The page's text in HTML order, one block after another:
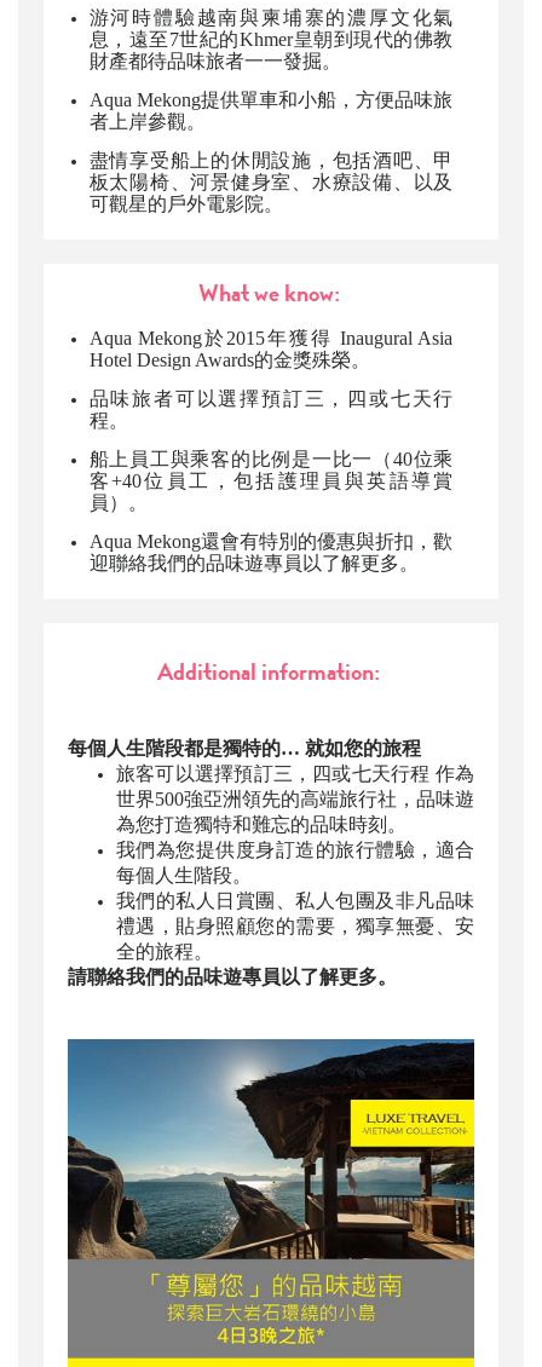
游河時體驗越南與柬埔寨的濃厚文化氣
息，遠至7世紀的Khmer皇朝到現代的佛教
財產都待品味旅者一一發掘。
Aqua Mekong提供單車和小船，方便品味旅
者上岸參觀。
盡情享受船上的休閒設施，包括酒吧、甲
板太陽椅、河景健身室、水療設備、以及
可觀星的戶外電影院。
What we know:
Aqua Mekong於2015年獲得 Inaugural Asia
Hotel Design Awards的金獎殊榮。
品味旅者可以選擇預訂三，四或七天行
程。
船上員工與乘客的比例是一比一（40位乘
客+40位員工，包括護理員與英語導賞
員）。
Aqua Mekong還會有特別的優惠與折扣，歡
迎聯絡我們的品味遊專員以了解更多。
Additional information:
每個人生階段都是獨特的… 就如您的旅程
旅客可以選擇預訂三，四或七天行程 作為
世界500強亞洲領先的高端旅行社，品味遊
為您打造獨特和難忘的品味時刻。
我們為您提供度身訂造的旅行體驗，適合
每個人生階段。
我們的私人日賞團、私人包團及非凡品味
禮遇，貼身照顧您的需要，獨享無憂、安
全的旅程。
請聯絡我們的品味遊專員以了解更多。